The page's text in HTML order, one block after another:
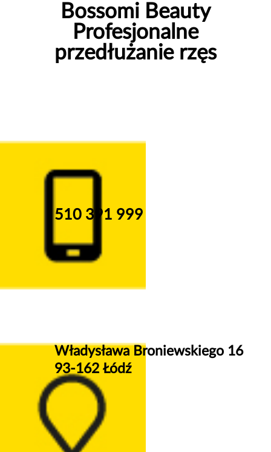
Bossomi Beauty
Profesjonalne
przedłużanie rzęs
510 391 999
Władysława Broniewskiego 16
93-162 Łódź